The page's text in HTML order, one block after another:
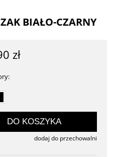
BIAŁO-CZARNY
zł
DO KOSZYKA
dodaj do przechowalni